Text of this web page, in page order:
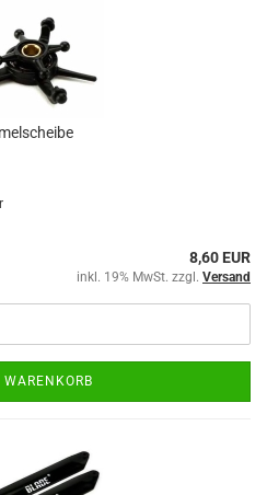
8,60 EUR
inkl. 19% MwSt. zzgl. Versand
WARENKORB